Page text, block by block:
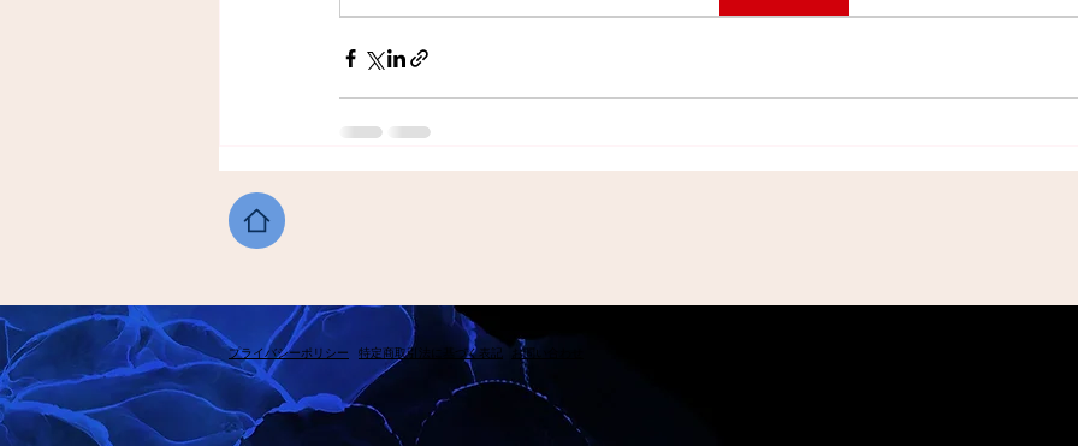
​プライバシーポリシー ​特定商取引法に基づく表記 ​お問い合わせ